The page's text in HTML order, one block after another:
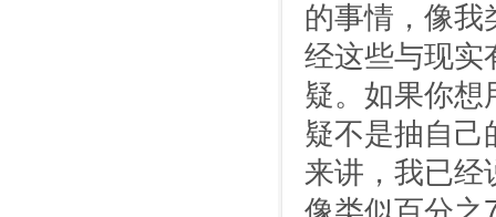
的事情，像我
经这些与现实
疑。如果你想
疑不是抽自己
来讲，我已经